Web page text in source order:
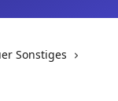
Sonstiges